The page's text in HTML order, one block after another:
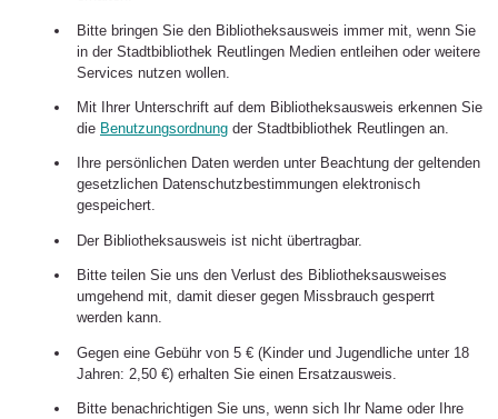
Bitte bringen Sie den Bibliotheksausweis immer mit, wenn Sie
in der Stadtbibliothek Reutlingen Medien entleihen oder weitere
Services nutzen wollen.
Mit Ihrer Unterschrift auf dem Bibliotheksausweis erkennen Sie
die Benutzungsordnungder Stadtbibliothek Reutlingen an.
Ihre persönlichen Daten werden unter Beachtung der geltenden
gesetzlichen Datenschutzbestimmungen elektronisch
gespeichert.
Der Bibliotheksausweis ist nicht übertragbar.
Bitte teilen Sie uns den Verlust des Bibliotheksausweises
umgehend mit, damit dieser gegen Missbrauch gesperrt
werden kann.
Gegen eine Gebühr von 5 € (Kinder und Jugendliche unter 18
Jahren: 2,50 €) erhalten Sie einen Ersatzausweis.
Bitte benachrichtigen Sie uns, wenn sich Ihr Name oder Ihre